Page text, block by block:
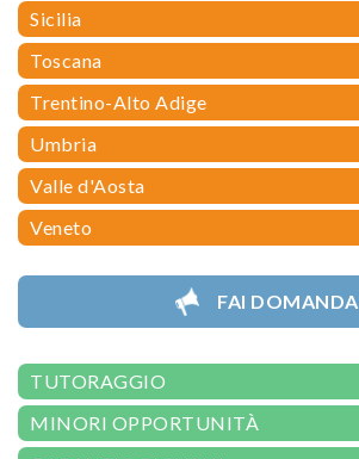
Sicilia
Toscana
Trentino-Alto Adige
Umbria
Valle d'Aosta
Veneto
FAI DOMANDA
TUTORAGGIO
MINORI OPPORTUNITÀ